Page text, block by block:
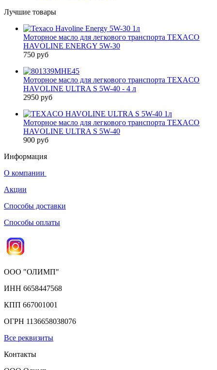
Лучшие товары
Моторное масло для легкового транспорта TEXACO
HAVOLINE ENERGY 5W-30
750 руб
Моторное масло для легкового транспорта TEXACO
HAVOLINE ULTRA S 5W-40 - 4 л
2950 руб
Моторное масло для легкового транспорта TEXACO
HAVOLINE ULTRA S 5W-40
900 руб
Информация
О компании
Акции
Способы доставки
Способы оплаты
ООО "ОЛИМП"
ИНН 6658447568
КПП 667001001
ОГРН 1136658038076
Все реквизиты
Контакты